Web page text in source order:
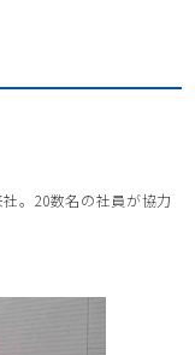
。20数名の社員が協力